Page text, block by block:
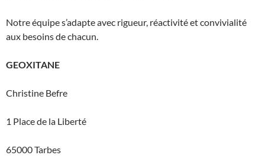
Notre équipe s’adapte avec rigueur, réactivité et convivialité
aux besoins de chacun.
GEOXITANE
Christine Befre
1 Place de la Liberté
65000 Tarbes